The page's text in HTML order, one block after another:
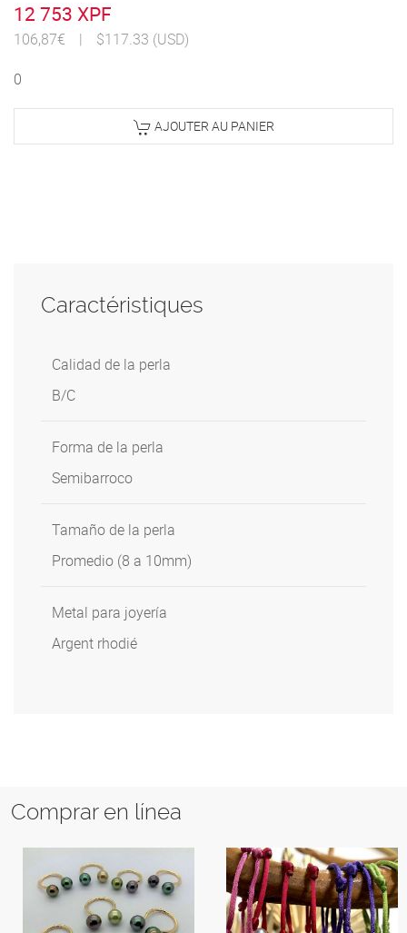
12 753 XPF
106,87€ |
$117.33 (USD)
0
AJOUTER AU PANIER
Caractéristiques
Calidad de la perla
B/C
Forma de la perla
Semibarroco
Tamaño de la perla
Promedio (8 a 10mm)
Metal para joyería
Argent rhodié
Comprar en línea